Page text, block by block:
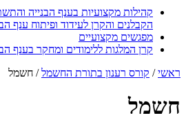
קהילות מקצועיות בענף הבנייה
הקבלנים והקרן לעידוד ופיתוח ענף
מפגשים מקצועיים
קרן המלגות ללימודים ומחקר בענף
ראשי/ קורס רענון בתורת החשמל/ חשמל
חשמל